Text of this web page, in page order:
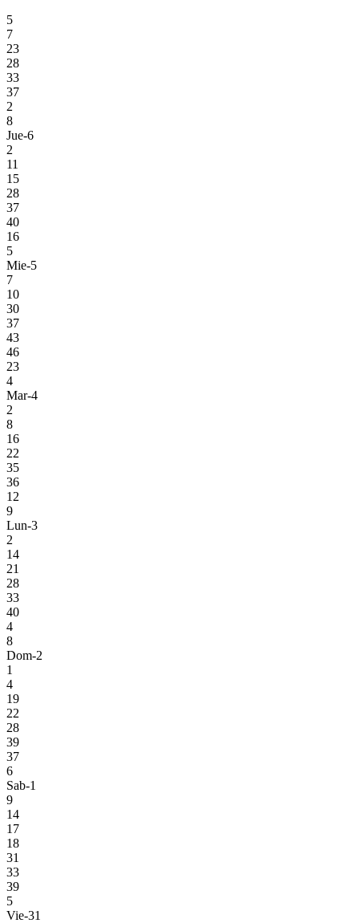
5
7
23
28
33
37
2
8
Jue-6
2
11
15
28
37
40
16
5
Mie-5
7
10
30
37
43
46
23
4
Mar-4
2
8
16
22
35
36
12
9
Lun-3
2
14
21
28
33
40
4
8
Dom-2
1
4
19
22
28
39
37
6
Sab-1
9
14
17
18
31
33
39
5
Vie-31